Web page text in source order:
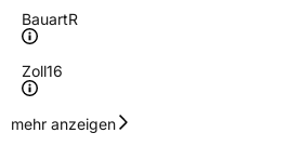
BauartR
Zoll16
Geschwindigkeitsindex
mehr anzeigen